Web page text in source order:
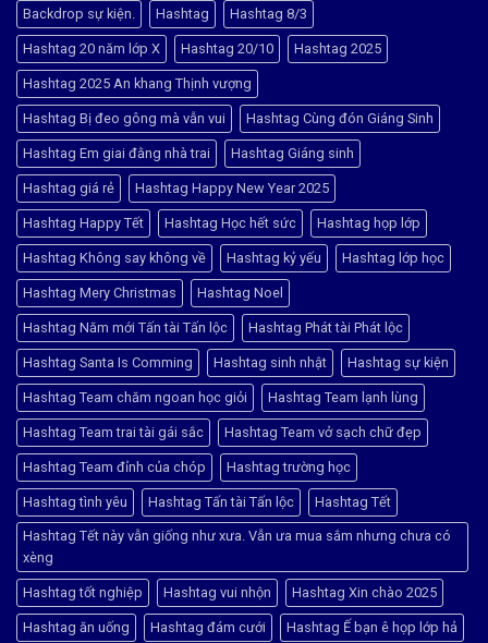
Xuân
Bắc
–
Giao
Nhanh,
Giá
Tốt
Linh
Đàm:
Hướng
Dẫn
Tìm
1
số
Địa
Chỉ
Uy
Tín
Nhất
Backdrop sự kiện. Hashtag Hashtag 8/3
Hashtag 20 năm lớp X Hashtag 20/10 Hashtag 2025
Hashtag 2025 An khang Thịnh vượng
Hashtag Bị đeo gông mà vẫn vui Hashtag Cùng đón Giáng Sinh
Hashtag Em giai đằng nhà trai Hashtag Giáng sinh
Hashtag giá rẻ Hashtag Happy New Year 2025
Hashtag Happy Tết Hashtag Học hết sức Hashtag họp lớp
Hashtag Không say không về Hashtag kỷ yếu Hashtag lớp học
Hashtag Mery Christmas Hashtag Noel
Hashtag Năm mới Tấn tài Tấn lộc Hashtag Phát tài Phát lộc
Hashtag Santa Is Comming Hashtag sinh nhật Hashtag sự kiện
Hashtag Team chăm ngoan học giỏi Hashtag Team lạnh lùng
Hashtag Team trai tài gái sắc Hashtag Team vở sạch chữ đẹp
Hashtag Team đỉnh của chóp Hashtag trường học
Hashtag tình yêu Hashtag Tấn tài Tấn lộc Hashtag Tết
Hashtag Tết này vẫn giống như xưa. Vẫn ưa mua sắm nhưng chưa có
xèng
Hashtag tốt nghiệp Hashtag vui nhộn Hashtag Xin chào 2025
Hashtag ăn uống Hashtag đám cưới Hashtag Ế bạn ê họp lớp hả